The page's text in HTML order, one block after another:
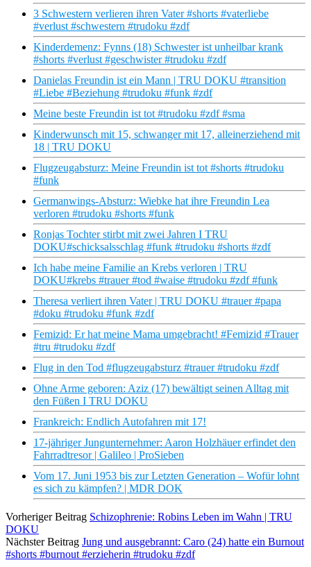
3 Schwestern verlieren ihren Vater #shorts #vaterliebe
#verlust #schwestern #trudoku #zdf
Kinderdemenz: Fynns (18) Schwester ist unheilbar krank
#shorts #verlust #geschwister #trudoku #zdf
Danielas Freundin ist ein Mann | TRU DOKU #transition
#Liebe #Beziehung #trudoku #funk #zdf
Meine beste Freundin ist tot #trudoku #zdf #sma
Kinderwunsch mit 15, schwanger mit 17, alleinerziehend mit
18 | TRU DOKU
Flugzeugabsturz: Meine Freundin ist tot #shorts #trudoku
#funk
Germanwings-Absturz: Wiebke hat ihre Freundin Lea
verloren #trudoku #shorts #funk
Ronjas Tochter stirbt mit zwei Jahren I TRU
DOKU#schicksalsschlag #funk #trudoku #shorts #zdf
Ich habe meine Familie an Krebs verloren | TRU
DOKU#krebs #trauer #tod #waise #trudoku #zdf #funk
Theresa verliert ihren Vater | TRU DOKU #trauer #papa
#doku #trudoku #funk #zdf
Femizid: Er hat meine Mama umgebracht! #Femizid #Trauer
#tru #trudoku #zdf
Flug in den Tod #flugzeugabsturz #trauer #trudoku #zdf
Ohne Arme geboren: Aziz (17) bewältigt seinen Alltag mit
den Füßen I TRU DOKU
Frankreich: Endlich Autofahren mit 17!
17-jähriger Jungunternehmer: Aaron Holzhäuer erfindet den
Fahrradtresor | Galileo | ProSieben
Vom 17. Juni 1953 bis zur Letzten Generation – Wofür lohnt
es sich zu kämpfen? | MDR DOK
Vorheriger Beitrag Schizophrenie: Robins Leben im Wahn | TRU
DOKU
Nächster Beitrag Jung und ausgebrannt: Caro (24) hatte ein Burnout
#shorts #burnout #erzieherin #trudoku #zdf